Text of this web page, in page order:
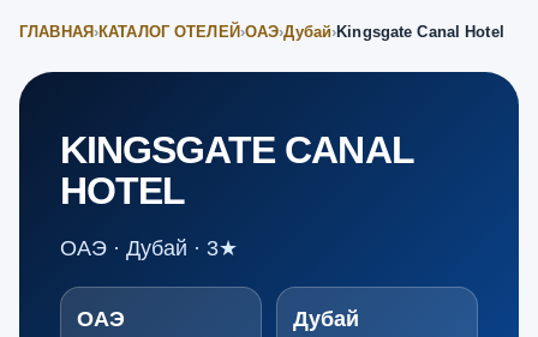
ГЛАВНАЯ ›КАТАЛОГ ОТЕЛЕЙ ›ОАЭ›Дубай›Kingsgate Canal Hotel
KINGSGATE CANAL
HOTEL
ОАЭ · Дубай · 3★
ОАЭ Дубай